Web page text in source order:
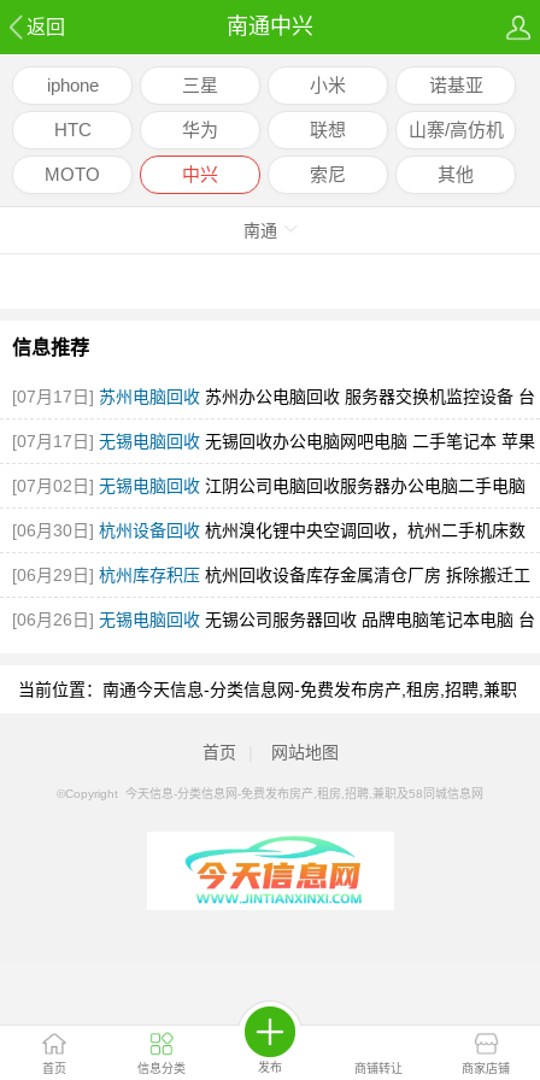
返回 南通中兴
首页 信息分类 发布 商铺转让 商家店铺
iphone 三星 小米 诺基亚
HTC 华为 联想 山寨/高仿机
MOTO 中兴 索尼 其他
南通
信息推荐
[07月17日] 苏州电脑回收 苏州办公电脑回收 服务器交换机监控设备 台
式电脑苹果电脑笔记
[07月17日] 无锡电脑回收 无锡回收办公电脑网吧电脑 二手笔记本 苹果
电脑[图]
[07月02日] 无锡电脑回收 江阴公司电脑回收服务器办公电脑二手电脑
led拼接屏[图]
[06月30日] 杭州设备回收 杭州溴化锂中央空调回收，杭州二手机床数
控设备回收[图]
[06月29日] 杭州库存积压 杭州回收设备库存金属清仓厂房 拆除搬迁工
厂设备回收[图]
[06月26日] 无锡电脑回收 无锡公司服务器回收 品牌电脑笔记本电脑 台
当前位置： 南通今天信息-分类信息网-免费发布房产,租房,招聘,兼职
首页 网站地图
©Copyright 今天信息-分类信息网-免费发布房产,租房,招聘,兼职及58同城信息网